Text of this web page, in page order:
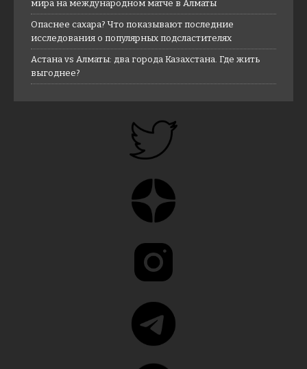
мира на международном матче в Алматы
Опаснее сахара? Что показывают последние
исследования о популярных подсластителях
Астана vs Алматы: два города Казахстана. Где жить
выгоднее?